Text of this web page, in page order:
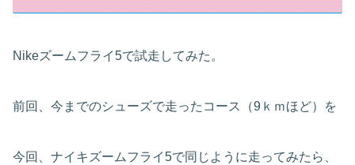
Nikeズームフライ5で試走してみた。
前回、今までのシューズで走ったコース（9ｋｍほど）を
今回、ナイキズームフライ5で同じように走ってみたら、